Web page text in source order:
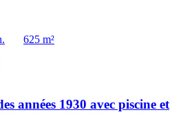
625 m²
années 1930 avec piscine et